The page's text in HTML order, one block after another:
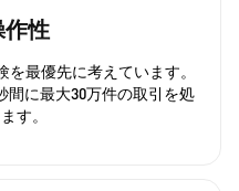
作性
最優先に考えています。
間に最大30万件の取引を処
す。